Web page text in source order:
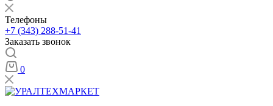
Телефоны
+7 (343) 288-51-41
Заказать звонок
0